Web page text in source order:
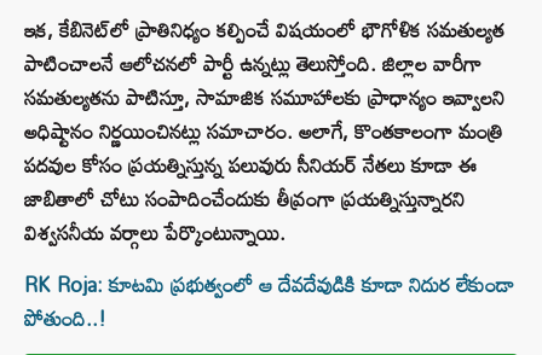
ఇక, కేబినెట్‌లో ప్రాతినిధ్యం కల్పించే విషయంలో భౌగోళిక సమతుల్యత
పాటించాలనే ఆలోచనలో పార్టీ ఉన్నట్లు తెలుస్తోంది. జిల్లాల వారీగా
సమతుల్యతను పాటిస్తూ, సామాజిక సమూహాలకు ప్రాధాన్యం ఇవ్వాలని
అధిష్టానం నిర్ణయించినట్లు సమాచారం. అలాగే, కొంతకాలంగా మంత్రి
పదవుల కోసం ప్రయత్నిస్తున్న పలువురు సీనియర్ నేతలు కూడా ఈ
జాబితాలో చోటు సంపాదించేందుకు తీవ్రంగా ప్రయత్నిస్తున్నారని
విశ్వసనీయ వర్గాలు పేర్కొంటున్నాయి.
RK Roja: కూటమి ప్రభుత్వంలో ఆ దేవదేవుడికి కూడా నిదుర లేకుండా
పోతుంది..!